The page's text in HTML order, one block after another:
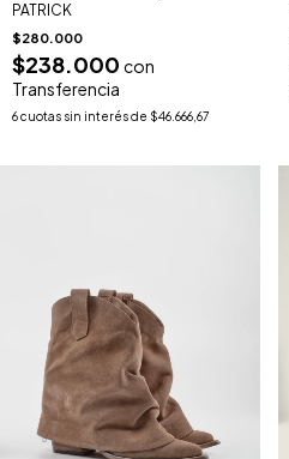
PATRICK
$280.000
$238.000 con
Transferencia
6cuotas sin interés de $46.666,67